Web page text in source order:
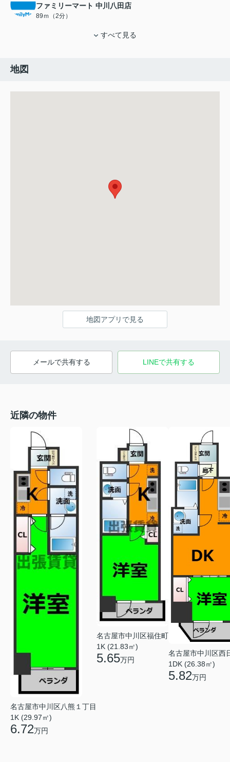
ファミリーマート 中川八田店
89ｍ（2分）
すべて見る
地図
地図アプリで見る
メールで共有する LINEで共有する
近隣の物件
名古屋市中川区八熊１丁目
1K (29.97㎡)
6.72万円
名古屋市中川区福住町
1K (21.83㎡)
5.65万円
名古屋市中川区西
1DK (26.38㎡)
5.82万円